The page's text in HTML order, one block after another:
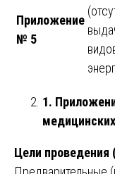
Приложение
№ 5
1.
Цели проведения